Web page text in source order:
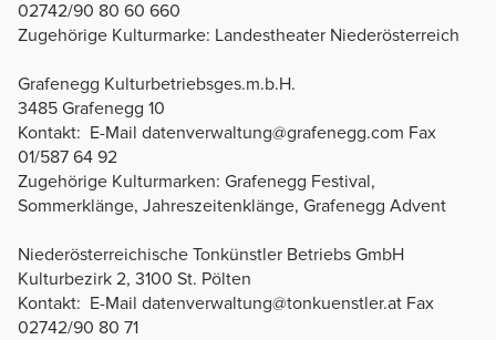
02742/90 80 60 660
Zugehörige Kulturmarke: Landestheater Niederösterreich
Grafenegg Kulturbetriebsges.m.b.H.
3485 Grafenegg 10
Kontakt: E-Mail datenverwaltung@grafenegg.com Fax
01/587 64 92
Zugehörige Kulturmarken: Grafenegg Festival,
Sommerklänge, Jahreszeitenklänge, Grafenegg Advent
Niederösterreichische Tonkünstler Betriebs GmbH
Kulturbezirk 2, 3100 St. Pölten
Kontakt: E-Mail datenverwaltung@tonkuenstler.at Fax
02742/90 80 71